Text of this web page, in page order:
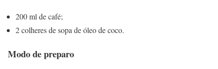
200 ml de café;
2 colheres de sopa de óleo de coco.
Modo de preparo